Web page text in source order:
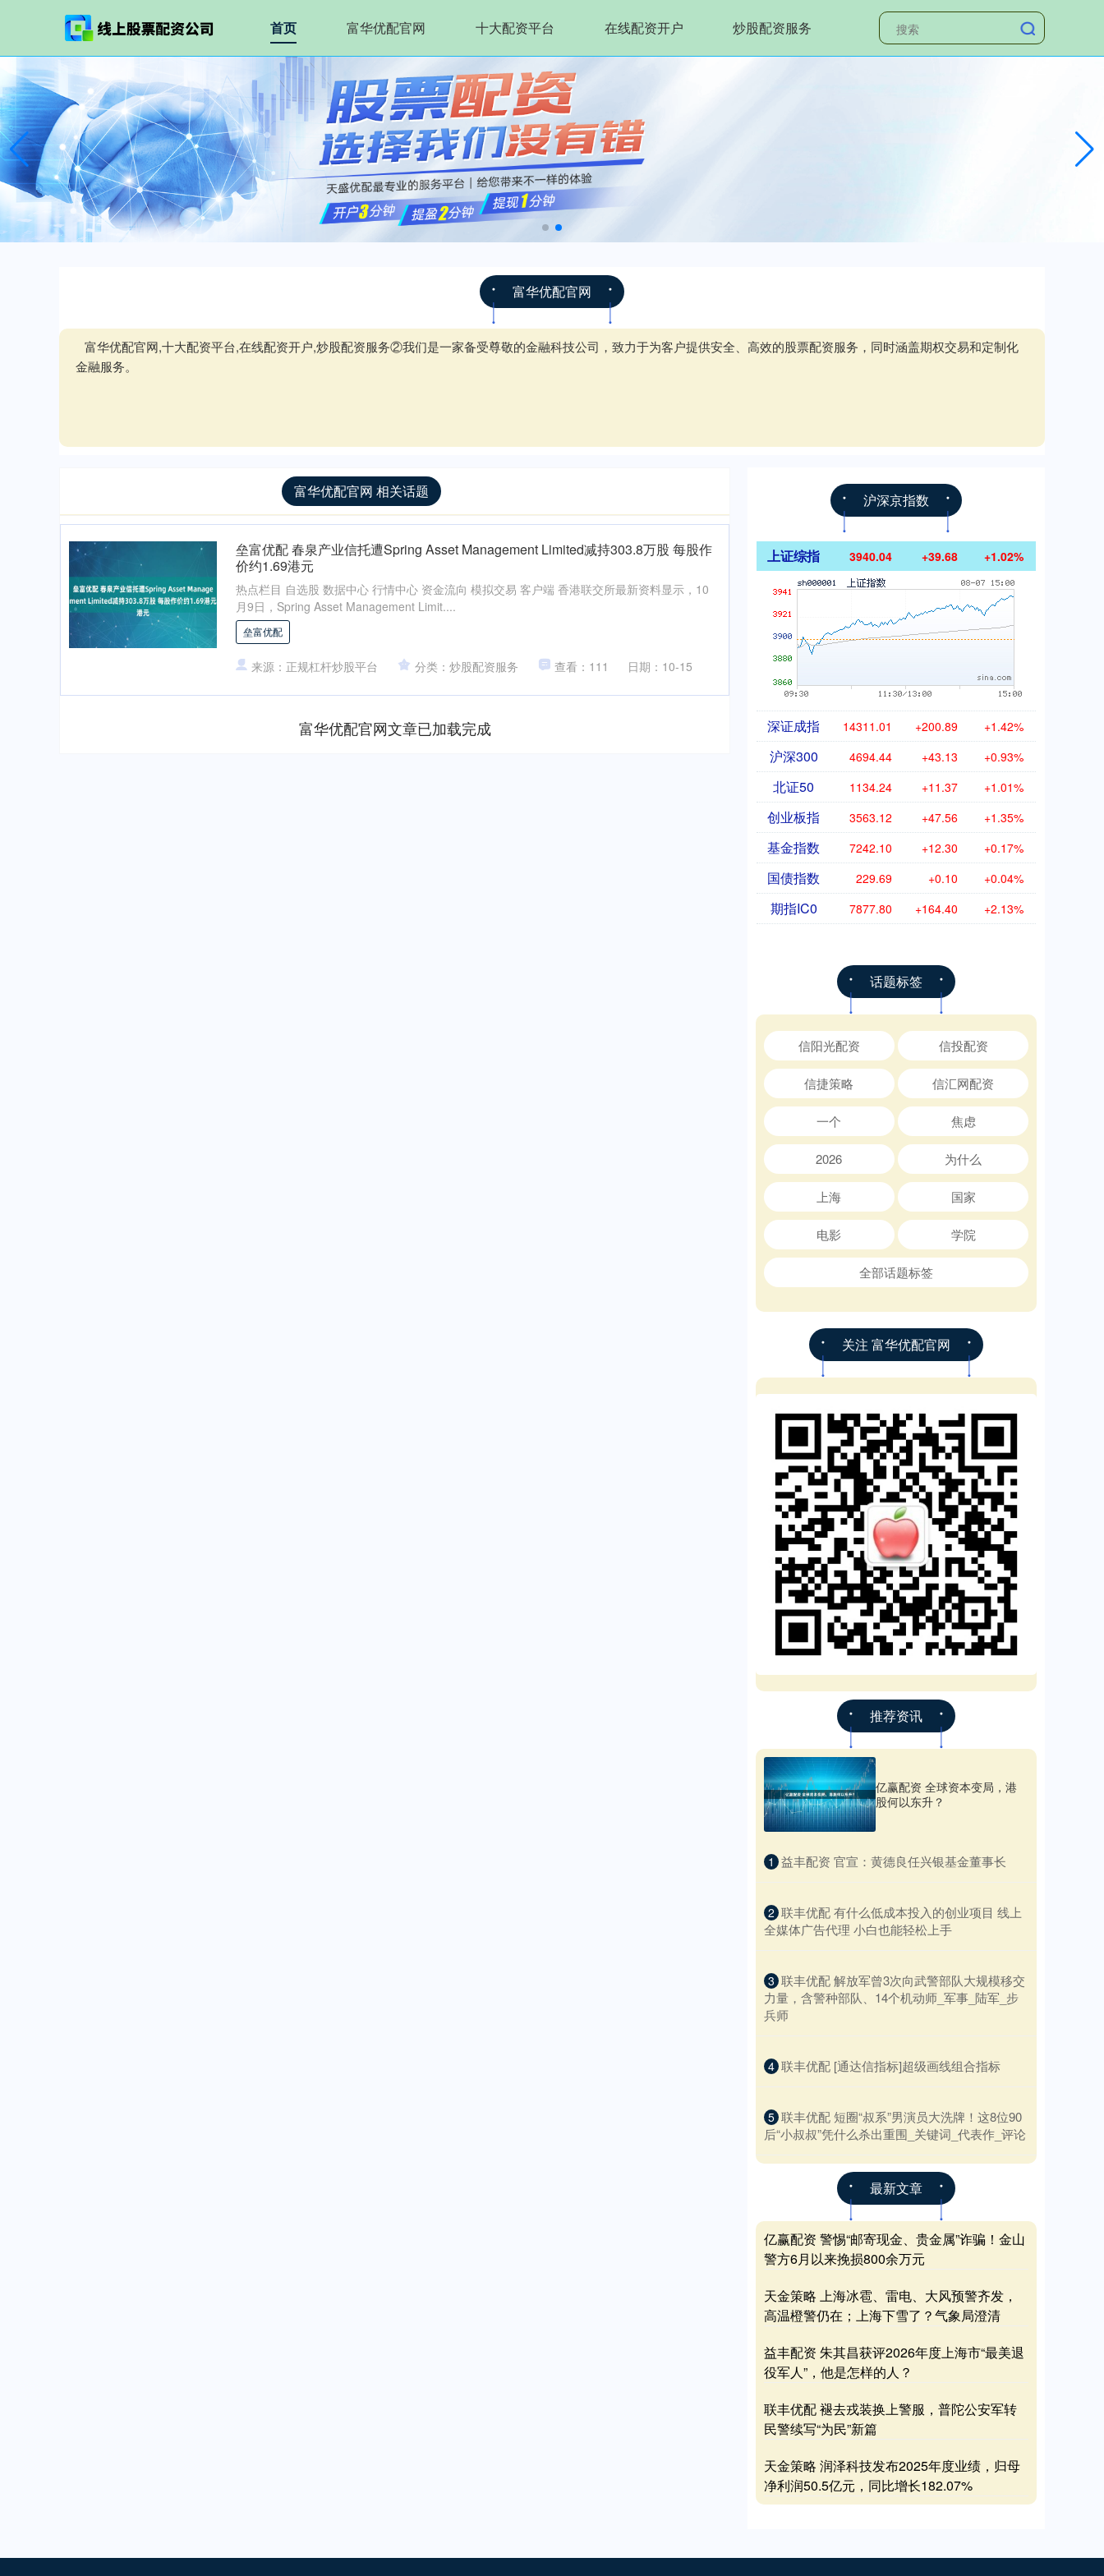
首页 富华优配官网 十大配资平台 在线配资开户 炒股配资服务
富华优配官网
富华优配官网,十大配资平台,在线配资开户,炒股配资服务②我们是一家备受尊敬的金融科技公司，致力于为客户提供安全、高效的股票配资服务，同时涵盖期权交易和定制化
金融服务。
富华优配官网 相关话题
垒富优配 春泉产业信托遭Spring Asset Management Limited减持303.8万股 每股作
价约1.69港元
热点栏目 自选股 数据中心 行情中心 资金流向 模拟交易 客户端 香港联交所最新资料显示，10
月9日，Spring Asset Management Limit....
垒富优配
来源：正规杠杆炒股平台 分类：炒股配资服务 查看：111 日期：10-15
富华优配官网文章已加载完成
沪深京指数
上证综指 3940.04 +39.68 +1.02%
深证成指 14311.01 +200.89 +1.42%
沪深300 4694.44 +43.13 +0.93%
北证50 1134.24 +11.37 +1.01%
创业板指 3563.12 +47.56 +1.35%
基金指数 7242.10 +12.30 +0.17%
国债指数 229.69 +0.10 +0.04%
期指IC0 7877.80 +164.40 +2.13%
话题标签
信阳光配资 信投配资
信捷策略 信汇网配资
一个 焦虑
2026 为什么
上海 国家
电影 学院
全部话题标签
关注 富华优配官网
推荐资讯
亿赢配资 全球资本变局，港
股何以东升？
1 ​益丰配资 官宣：黄德良任兴银基金董事长
2 ​联丰优配 有什么低成本投入的创业项目 线上
全媒体广告代理 小白也能轻松上手
3 ​联丰优配 解放军曾3次向武警部队大规模移交
力量，含警种部队、14个机动师_军事_陆军_步
兵师
4 ​联丰优配 [通达信指标]超级画线组合指标
5 ​联丰优配 短圈“叔系”男演员大洗牌！这8位90
后“小叔叔”凭什么杀出重围_关键词_代表作_评论
最新文章
亿赢配资 警惕“邮寄现金、贵金属”诈骗！金山
警方6月以来挽损800余万元
天金策略 上海冰雹、雷电、大风预警齐发，
高温橙警仍在；上海下雪了？气象局澄清
益丰配资 朱其昌获评2026年度上海市“最美退
役军人”，他是怎样的人？
联丰优配 褪去戎装换上警服，普陀公安军转
民警续写“为民”新篇
天金策略 润泽科技发布2025年度业绩，归母
净利润50.5亿元，同比增长182.07%